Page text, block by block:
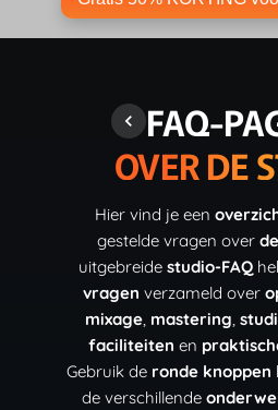
FAQ-
OVER DE
Hier vind je een
gestelde vragen over
uitgebreide studio-FAQ
vragen verzameld over
mixage, mastering,
faciliteiten en
Gebruik de ronde knoppen
de verschillende